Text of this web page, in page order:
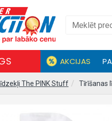
AKCIJAS
The PINK Stuff Tīrīšanas